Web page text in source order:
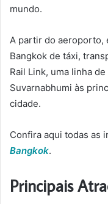
mundo.
A partir do aeroporto,
Bangkok de táxi,
Rail Link, uma linha
Suvarnabhumi às
cidade.
Confira aqui todas as
Bangkok.
Principais